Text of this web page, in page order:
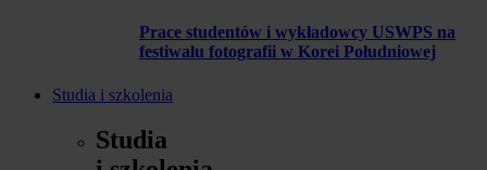
Prace studentów i wykładowcy USWPS na
festiwalu fotografii w Korei Południowej
Studia i szkolenia
Studia